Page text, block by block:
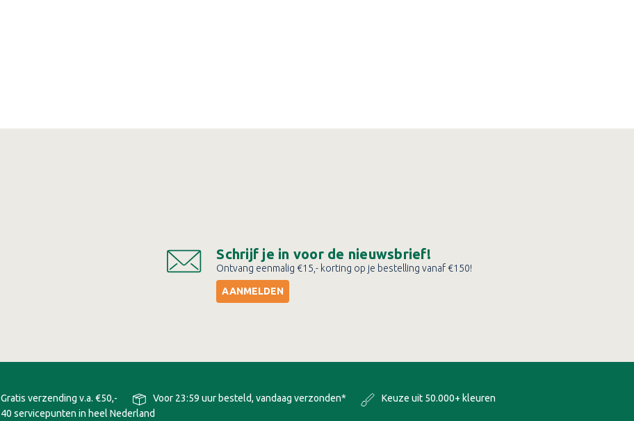
Schrijf je in voor de nieuwsbrief!
Ontvang eenmalig €15,- korting op je bestelling vanaf €150!
AANMELDEN
Gratis verzending v.a. €50,- Voor 23:59 uur besteld, vandaag verzonden*
Keuze uit 50.000+ kleuren
40 servicepunten in heel Nederland